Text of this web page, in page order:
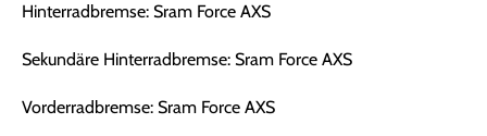
Hinterradbremse: Sram Force AXS
Sekundäre Hinterradbremse: Sram Force AXS
Vorderradbremse: Sram Force AXS